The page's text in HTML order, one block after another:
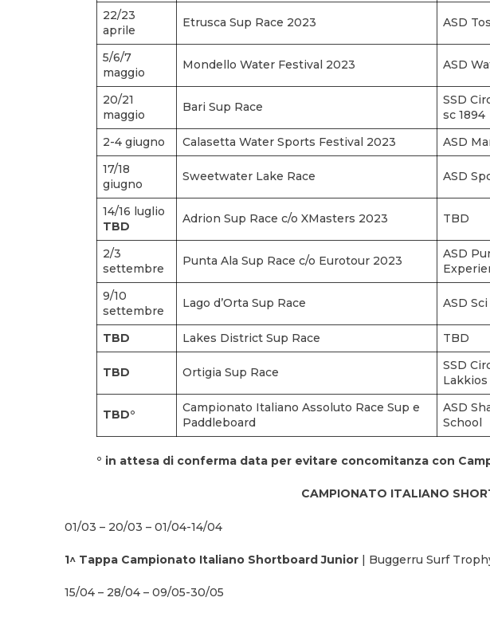
22/23
aprile
Etrusca Sup Race 2023 ASD
5/6/7
maggio
Mondello Water Festival 2023 ASD
20/21
maggio
Bari Sup Race
SSD
sc 1894
2-4 giugno Calasetta Water Sports Festival 2023 ASD
17/18
giugno
Sweetwater Lake Race ASD
14/16 luglio
TBD
Adrion Sup Race c/o XMasters 2023 TBD
2/3
settembre
Punta Ala Sup Race c/o Eurotour 2023
ASD
9/10
settembre
Lago d’Orta Sup Race ASD
TBD Lakes District Sup Race TBD
TBD Ortigia Sup Race
SSD
Lakkios
TBD°
Campionato Italiano Assoluto Race Sup e
Paddleboard
ASD
School
° in attesa di conferma data per evitare concomitanza con
CAMPIONATO ITALIANO
01/03 – 20/03 – 01/04-14/04
1^ Tappa Campionato Italiano Shortboard Junior| Buggerru Surf
15/04 – 28/04 – 09/05-30/05